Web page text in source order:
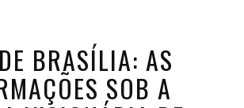
BRASÍLIA: AS
SOB A